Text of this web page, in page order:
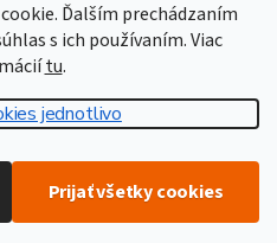
Ďalším prechádzaním
s ich používaním. Viac
tu.
jednotlivo
Prijať všetky cookies
Shoptet
materiál. Všetky práva vyhradené.